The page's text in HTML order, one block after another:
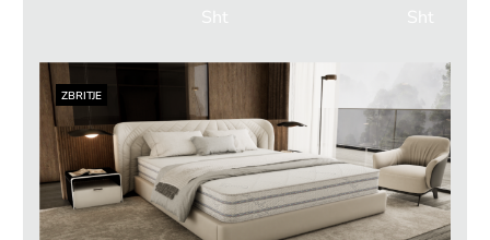
Sht
në
shp
ortë
Sht
shp
ortë
ZBRITJE